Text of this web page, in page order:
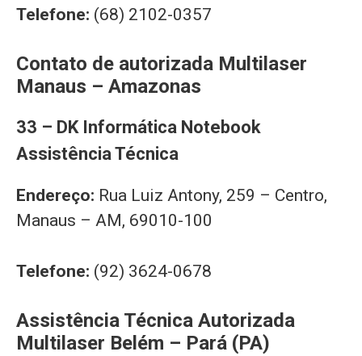
Telefone: (68) 2102-0357
Contato de autorizada Multilaser
Manaus – Amazonas
33 – DK Informática Notebook
Assistência Técnica
Endereço: Rua Luiz Antony, 259 – Centro,
Manaus – AM, 69010-100
Telefone: (92) 3624-0678
Assistência Técnica Autorizada
Multilaser Belém – Pará (PA)